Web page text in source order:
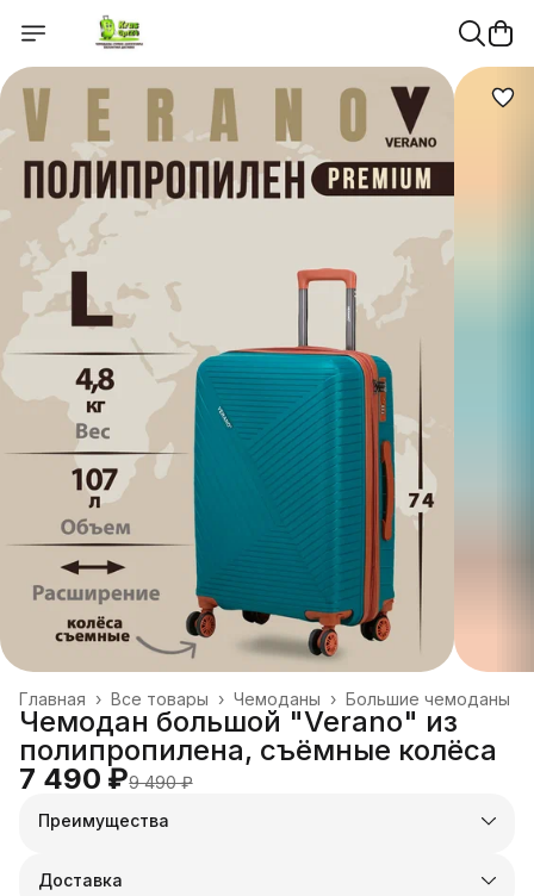
Большие чемоданы
Чемоданы ›
Все товары ›
Главная ›
Чемодан большой "Verano" из
полипропилена, съёмные колёса
7 490 ₽9 490 ₽
Преимущества
Оплата частями в Сплит
Удобный возврат
Доставка